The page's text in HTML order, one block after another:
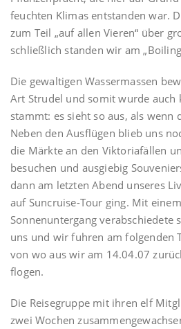
feuchten Klimas entstanden war.
zum Teil „auf allen Vieren“ über
schließlich standen wir am
Die gewaltigen Wassermassen
Art Strudel und somit wurde auch
stammt: es sieht so aus, als wenn
Neben den Ausflügen blieb uns
die Märkte an den Viktoriafällen
besuchen und ausgiebig
dann am letzten Abend unseres
auf Suncruise-Tour ging. Mit
Sonnenuntergang verabschiedete
uns und wir fuhren am folgenden
von wo aus wir am 14.04.07
flogen.
Die Reisegruppe mit ihren elf
zwei Wochen